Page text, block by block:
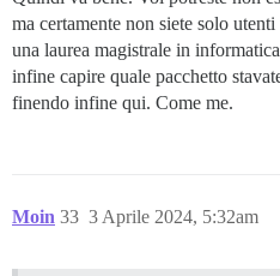
ma certamente non siete solo
una laurea magistrale in
infine capire quale pacchetto
finendo infine qui. Come me.
Moin 3 Aprile 2024, 5:32am
33